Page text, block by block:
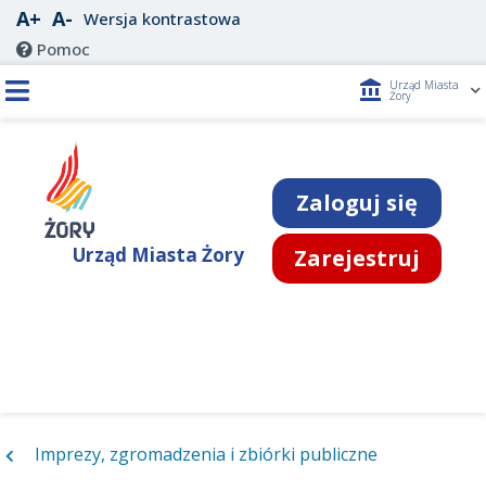
A+ A- Wersja kontrastowa
Pomoc
account_balance Urząd Miasta
Żory
Urząd Miasta Żory
Zaloguj się
Zarejestruj
Imprezy, zgromadzenia i zbiórki publiczne